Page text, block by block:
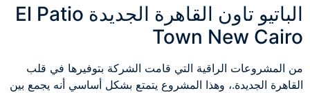
الباتيو تاون القاهرة الجديدة El Patio
Town New Cairo
من المشروعات الراقية التي قامت الشركة بتوفيرها في قلب
القاهرة الجديدة.، وهذا المشروع يتمتع بشكل أساسي أنه يجمع بين